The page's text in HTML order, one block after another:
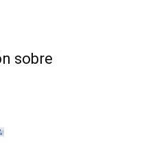
sobre